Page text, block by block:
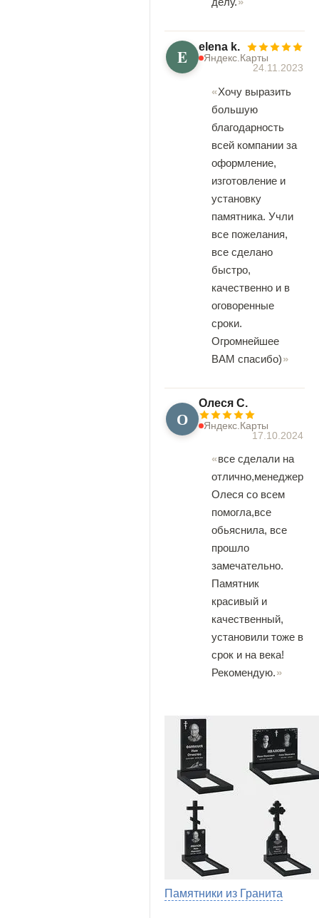
E elena k.
Яндекс.Карты
24.11.2023
Хочу выразить
большую
благодарность
всей компании за
оформление,
изготовление и
установку
памятника. Учли
все пожелания,
все сделано
быстро,
качественно и в
оговоренные
сроки.
Огромнейшее
ВАМ спасибо)
О
Олеся С.
Яндекс.Карты
17.10.2024
все сделали на
отлично,менеджер
Олеся со всем
помогла,все
обьяснила, все
прошло
замечательно.
Памятник
красивый и
качественный,
установили тоже в
срок и на века!
Рекомендую.
Памятники из Гранита